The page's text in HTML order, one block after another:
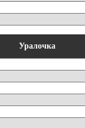
Уралочка